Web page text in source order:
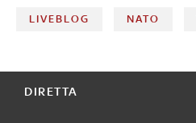
LIVEBLOG NATO
DIRETTA